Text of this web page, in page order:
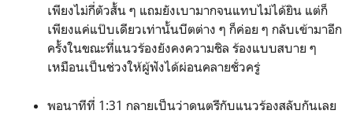
เพียงไม่กี่ตัวสั้น ๆ แถมยังเบามากจนแทบไม่ได้ยิน แต่ก็
เพียงแค่แป๊บเดียวเท่านั้นบีตต่าง ๆ ก็ค่อย ๆ กลับเข้ามาอีก
ครั้งในขณะที่แนวร้องยังคงความชิล ร้องแบบสบาย ๆ
เหมือนเป็นช่วงให้ผู้ฟังได้ผ่อนคลายชั่วครู่
พอนาทีที่ 1:31 กลายเป็นว่าดนตรีกับแนวร้องสลับกันเลย